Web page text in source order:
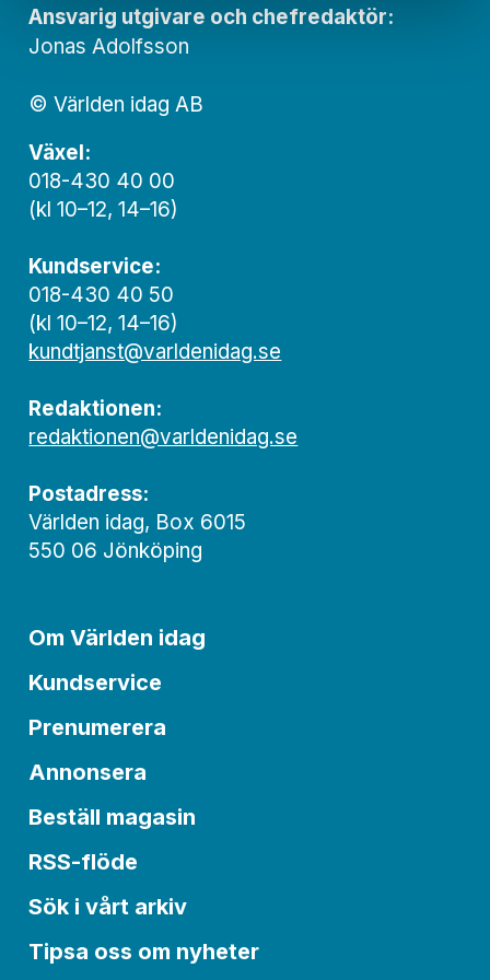
Ansvarig utgivare och chef­redaktör:
Jonas Adolfsson
© Världen idag AB
Växel:
018-430 40 00
(kl 10–12, 14–16)
Kundservice:
018-430 40 50
(kl 10–12, 14–16)
kundtjanst@varldenidag.se
Redaktionen:
redaktionen@varldenidag.se
Postadress:
Världen idag, Box 6015
550 06 Jönköping
Om Världen idag
Kundservice
Prenumerera
Annonsera
Beställ magasin
RSS-flöde
Sök i vårt arkiv
Tipsa oss om nyheter